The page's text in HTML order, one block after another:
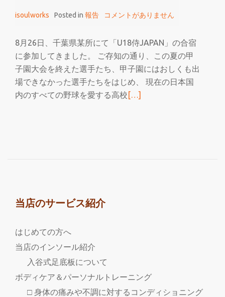
イ
ソ
ー
ル
isoulworks Posted in 報告 コメントがありません
8月26日、千葉県某所にて「U18侍JAPAN」の合宿
に参加してきました。 ご存知の通り、この夏の甲
子園大会を終えた選手たち、甲子園にはおしくも出
場できなかった選手たちをはじめ、 現在の日本国
内のすべての野球を愛する高校続[…]
当店のサービス紹介
はじめての方へ
当店のインソール紹介
入谷式足底板について
ボディケア＆パーソナルトレーニング
□ 身体の痛みや不調に対するコンディショニング